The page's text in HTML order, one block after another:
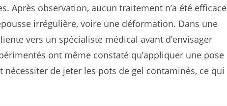
Après observation, aucun traitement n’a été efficace
irrégulière, voire une déformation. Dans une
vers un spécialiste médical avant d’envisager
ont même constaté qu’appliquer une pose
de jeter les pots de gel contaminés, ce qui